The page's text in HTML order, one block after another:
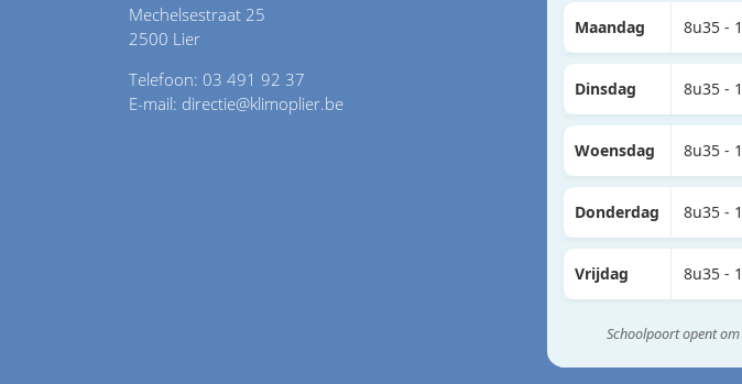
Mechelsestraat 25
2500 Lier
Telefoon: 03 491 92 37
E-mail: directie@klimoplier.be
Maandag 8u35 -
Dinsdag 8u35 -
Woensdag 8u35 -
Donderdag 8u35 -
Vrijdag 8u35 -
Schoolpoort opent